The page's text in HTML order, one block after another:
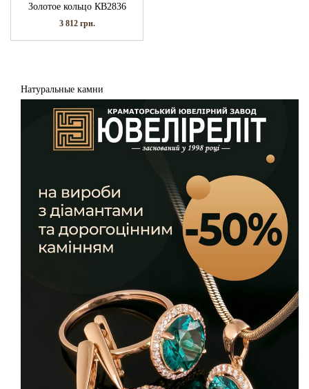
Золотое кольцо КВ2836
3 812 грн.
Натуральные камни